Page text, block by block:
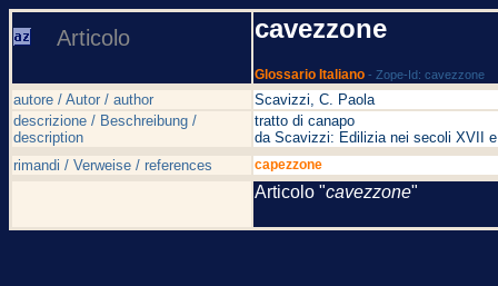
Articolo cavezzone
Glossario Italiano - Zope-Id: cavezzone
autore / Autor / author
Scavizzi, C. Paola
descrizione / Beschreibung /
description
tratto di canapo
da Scavizzi: Edilizia nei secoli XVII
rimandi / Verweise / references
capezzone
Articolo "cavezzone"